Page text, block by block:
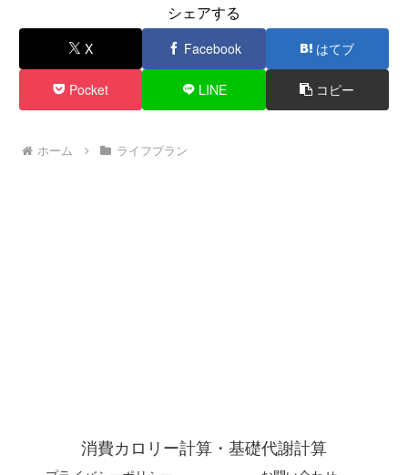
シェアする
X Facebook はてブ
Pocket LINE コピー
ホーム ライフプラン
消費カロリー計算・基礎代謝計算